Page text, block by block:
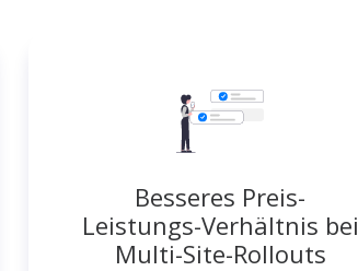
Besseres Preis-
Leistungs-Verhältnis bei
Multi-Site-Rollouts